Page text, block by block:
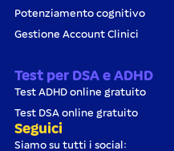
Potenziamento cognitivo
Gestione Account Clinici
Test per DSA e ADHD
Test ADHD online gratuito
Test DSA online gratuito
Seguici
Siamo su tutti i social: